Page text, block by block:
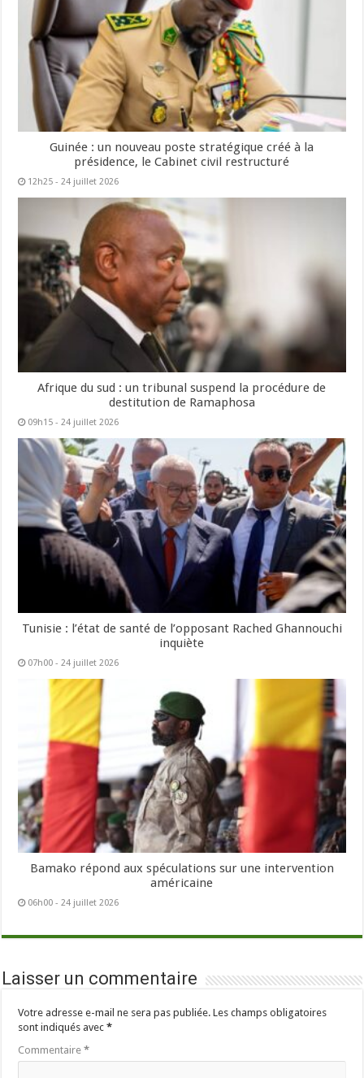
Guinée : un nouveau poste stratégique créé à la
présidence, le Cabinet civil restructuré
12h25 - 24 juillet 2026
Afrique du sud : un tribunal suspend la procédure de
destitution de Ramaphosa
09h15 - 24 juillet 2026
Tunisie : l’état de santé de l’opposant Rached Ghannouchi
inquiète
07h00 - 24 juillet 2026
Bamako répond aux spéculations sur une intervention
américaine
06h00 - 24 juillet 2026
Laisser un commentaire
Votre adresse e-mail ne sera pas publiée. Les champs obligatoires
sont indiqués avec*
Commentaire*